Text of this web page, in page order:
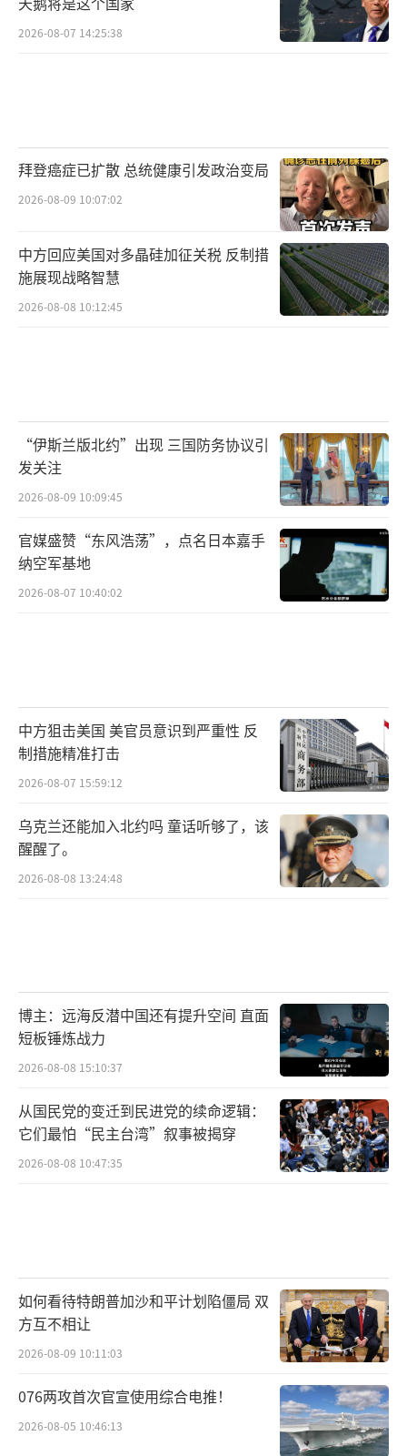
2026-08-07 14:25:38
拜登癌症已扩散 总统健康引发政治变局
2026-08-09 10:07:02
中方回应美国对多晶硅加征关税 反制措
施展现战略智慧
2026-08-08 10:12:45
“伊斯兰版北约”出现 三国防务协议引
发关注
2026-08-09 10:09:45
官媒盛赞“东风浩荡”，点名日本嘉手
纳空军基地
2026-08-07 10:40:02
中方狙击美国 美官员意识到严重性 反
制措施精准打击
2026-08-07 15:59:12
乌克兰还能加入北约吗 童话听够了，该
醒醒了。
2026-08-08 13:24:48
博主：远海反潜中国还有提升空间 直面
短板锤炼战力
2026-08-08 15:10:37
从国民党的变迁到民进党的续命逻辑：
它们最怕“民主台湾”叙事被揭穿
2026-08-08 10:47:35
如何看待特朗普加沙和平计划陷僵局 双
方互不相让
2026-08-09 10:11:03
076两攻首次官宣使用综合电推！
2026-08-05 10:46:13